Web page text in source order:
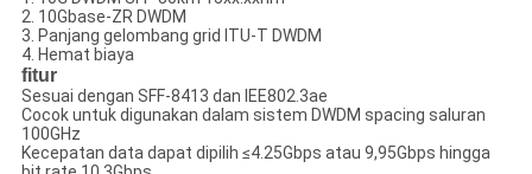
2. 10Gbase-ZR DWDM
3. Panjang gelombang grid ITU-T DWDM
4. Hemat biaya
fitur
Sesuai dengan SFF-8413 dan IEE802.3ae
Cocok untuk digunakan dalam sistem DWDM spacing saluran
100GHz
Kecepatan data dapat dipilih ≤4.25Gbps atau 9,95Gbps hingga